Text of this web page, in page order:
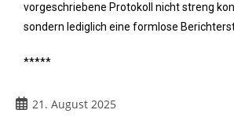
vorgeschriebene Protokoll nicht streng
sondern lediglich eine formlose
*****
21. August 2025